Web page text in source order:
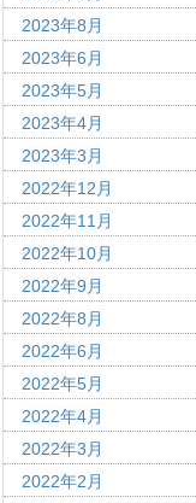
2023年8月
2023年6月
2023年5月
2023年4月
2023年3月
2022年12月
2022年11月
2022年10月
2022年9月
2022年8月
2022年6月
2022年5月
2022年4月
2022年3月
2022年2月